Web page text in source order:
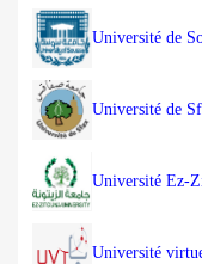
Université de
Université de
Université Ez-
Université